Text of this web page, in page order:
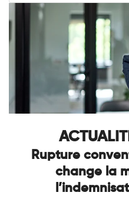
Rupture
change la